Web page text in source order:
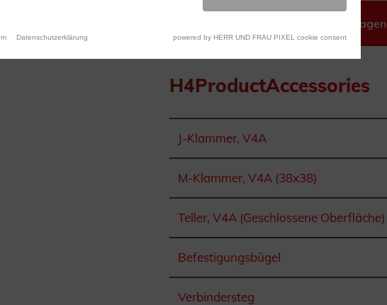
Anfragen
H4ProductAccessories
J-Klammer, V4A
M-Klammer, V4A (38x38)
Teller, V4A (Geschlossene Oberfläche)
Befestigungsbügel
Verbindersteg
Datenschutzerklärung powered by HERR UND FRAU PIXEL cookie consent